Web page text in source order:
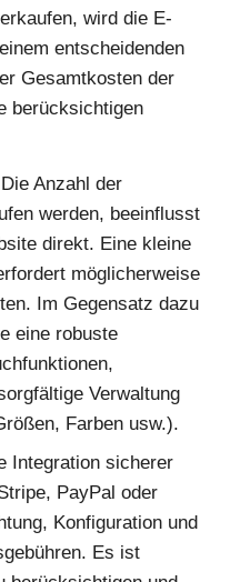
wird die E-
entscheidenden
Gesamtkosten der
berücksichtigen
Die Anzahl der
werden, beeinflusst
direkt. Eine kleine
möglicherweise
Im Gegensatz dazu
eine robuste
Verwaltung
Farben usw.).
Integration sicherer
PayPal oder
Konfiguration und
Es ist